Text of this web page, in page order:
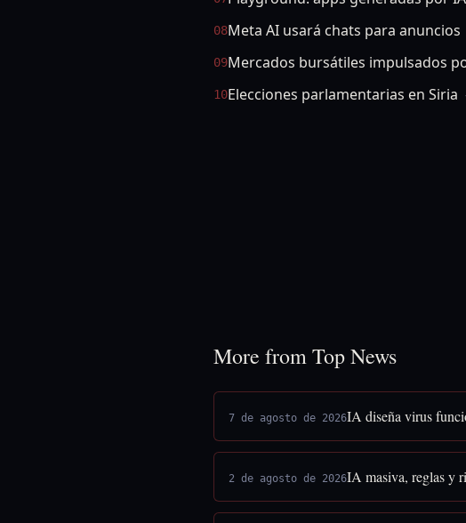
08Meta AI usará chats para anuncios
09Mercados bursátiles impulsados
10Elecciones parlamentarias en Siria
More from Top News
7 de agosto de 2026IA diseña virus
2 de agosto de 2026IA masiva, reglas y